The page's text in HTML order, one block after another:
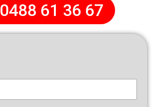
0488 61 36 67